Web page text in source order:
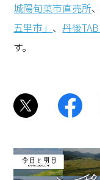
城陽旬菜市直売所、
五里市」 、丹後
す。